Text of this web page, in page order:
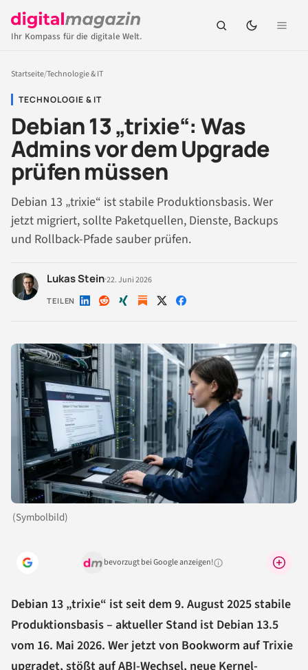
Ihr Kompass für die digitale Welt.
Startseite/Technologie & IT
TECHNOLOGIE & IT
Debian 13 „trixie“: Was
Admins vor dem Upgrade
prüfen müssen
Debian 13 „trixie“ ist stabile Produktionsbasis. Wer
jetzt migriert, sollte Paketquellen, Dienste, Backups
und Rollback-Pfade sauber prüfen.
Lukas Stein·22. Juni 2026
TEILEN Auf Auf Auf Auf Auf
(Symbolbild)
bevorzugt bei Google anzeigen!Warum lohnt sich das?
Debian 13 „trixie“ ist seit dem 9. August 2025 stabile
Produktionsbasis – aktueller Stand ist Debian 13.5
vom 16. Mai 2026. Wer jetzt von Bookworm auf Trixie
upgradet, stößt auf ABI-Wechsel, neue Kernel-